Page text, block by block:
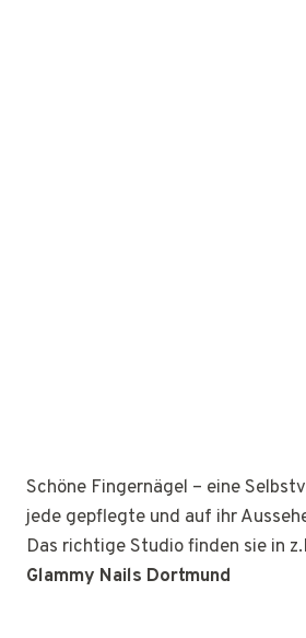
Schöne Fingernägel – eine
jede gepflegte und auf ihr
Das richtige Studio finden sie in
Glammy Nails Dortmund